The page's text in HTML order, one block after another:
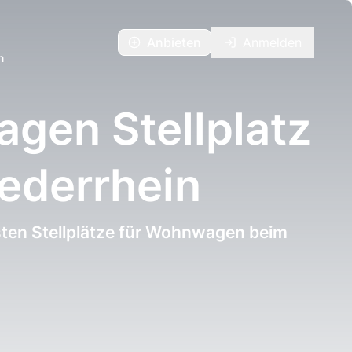
Stellplatz
Stellplätze für Wohnwagen beim